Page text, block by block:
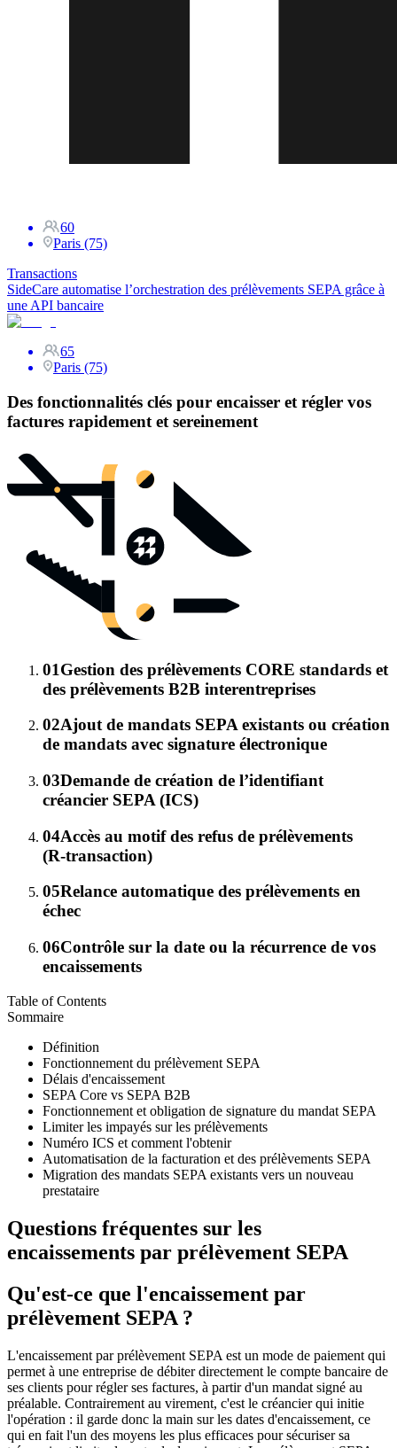
60
Paris (75)
Transactions
SideCare automatise l’orchestration des prélèvements SEPA grâce à
une API bancaire
65
Paris (75)
Des fonctionnalités clés pour encaisser et régler vos
factures rapidement et sereinement
01Gestion des prélèvements CORE standards et
des prélèvements B2B interentreprises
02Ajout de mandats SEPA existants ou création
de mandats avec signature électronique
03Demande de création de l’identifiant
créancier SEPA (ICS)
04Accès au motif des refus de prélèvements
(R‑transaction)
05Relance automatique des prélèvements en
échec
06Contrôle sur la date ou la récurrence de vos
encaissements
Table of Contents
Sommaire
Définition
Fonctionnement du prélèvement SEPA
Délais d'encaissement
SEPA Core vs SEPA B2B
Fonctionnement et obligation de signature du mandat SEPA
Limiter les impayés sur les prélèvements
Numéro ICS et comment l'obtenir
Automatisation de la facturation et des prélèvements SEPA
Migration des mandats SEPA existants vers un nouveau
prestataire
Questions fréquentes sur les
encaissements par prélèvement SEPA
Qu'est-ce que l'encaissement par
prélèvement SEPA ?
L'encaissement par prélèvement SEPA est un mode de paiement qui
permet à une entreprise de débiter directement le compte bancaire de
ses clients pour régler ses factures, à partir d'un mandat signé au
préalable. Contrairement au virement, c'est le créancier qui initie
l'opération : il garde donc la main sur les dates d'encaissement, ce
qui en fait l'un des moyens les plus efficaces pour sécuriser sa